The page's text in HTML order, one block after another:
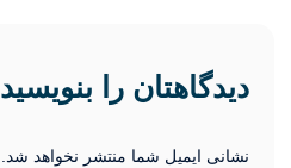
دیدگاهتان را بنویسید
نشانی ایمیل شما منتشر نخواهد شد.